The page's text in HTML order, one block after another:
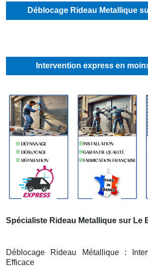
Déblocage Rideau Metallique
Intervention express en
Spécialiste Rideau Metallique sur Le
Déblocage Rideau Métallique :
Efficace